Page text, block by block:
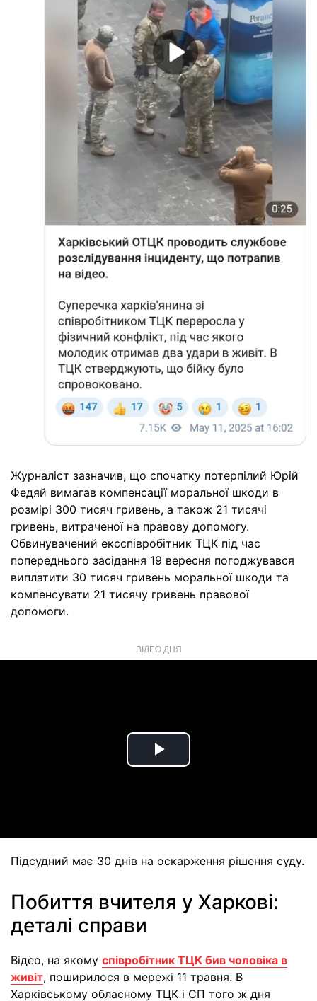
Журналіст зазначив, що спочатку потерпілий Юрій
Федяй вимагав компенсації моральної шкоди в
розмірі 300 тисяч гривень, а також 21 тисячі
гривень, витраченої на правову допомогу.
Обвинувачений ексспівробітник ТЦК під час
попереднього засідання 19 вересня погоджувався
виплатити 30 тисяч гривень моральної шкоди та
компенсувати 21 тисячу гривень правової
допомоги.
ВІДЕО ДНЯ
Play
Підсудний має 30 днів на оскарження рішення суду.
Побиття вчителя у Харкові:
деталі справи
Відео, на якому співробітник ТЦК бив чоловіка в
живіт, поширилося в мережі 11 травня. В
Харківському обласному ТЦК і СП того ж дня